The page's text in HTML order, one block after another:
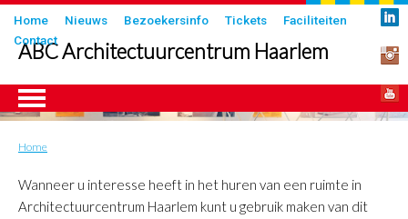
Overslaan
en
naar
inhoud
gaan
Submenu
Home Nieuws Bezoekersinfo Tickets
Faciliteiten
Contact
ABC Architectuurcentrum Haarlem
Kruimelpad
Home
Wanneer u interesse heeft in het huren van een ruimte in
Architectuurcentrum Haarlem kunt u gebruik maken van dit